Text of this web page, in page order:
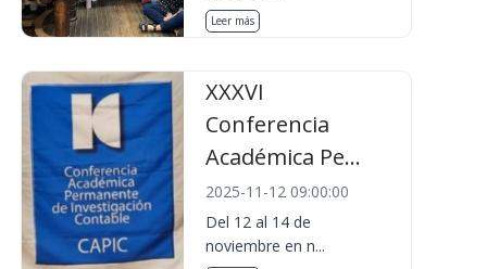
Leer más
XXXVI
Conferencia
Académica Pe...
2025-11-12 09:00:00
Del 12 al 14 de
noviembre en n...